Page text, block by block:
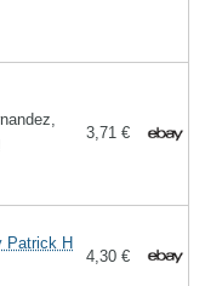
3,71 €
Patrick H
4,30 €